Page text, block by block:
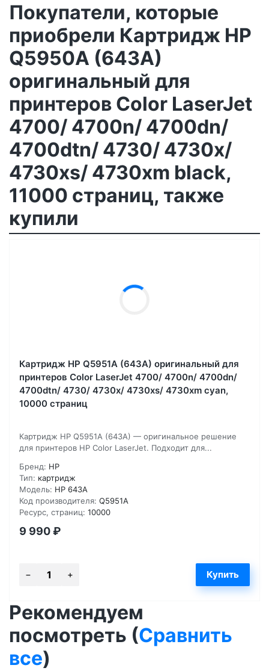
Покупатели, которые
приобрели Картридж HP
Q5950A (643A)
оригинальный для
принтеров Color LaserJet
4700/ 4700n/ 4700dn/
4700dtn/ 4730/ 4730x/
4730xs/ 4730xm black,
11000 страниц, также
купили
Картридж HP Q5951A (643A) оригинальный для
принтеров Color LaserJet 4700/ 4700n/ 4700dn/
4700dtn/ 4730/ 4730x/ 4730xs/ 4730xm cyan,
10000 страниц
Картридж HP Q5951A (643A) — оригинальное решение
для принтеров HP Color LaserJet. Подходит для...
Бренд: HP
Тип: картридж
Модель: HP 643A
Код производителя: Q5951A
Ресурс, страниц: 10000
9 990₽
Рекомендуем
посмотреть (Сравнить
все)